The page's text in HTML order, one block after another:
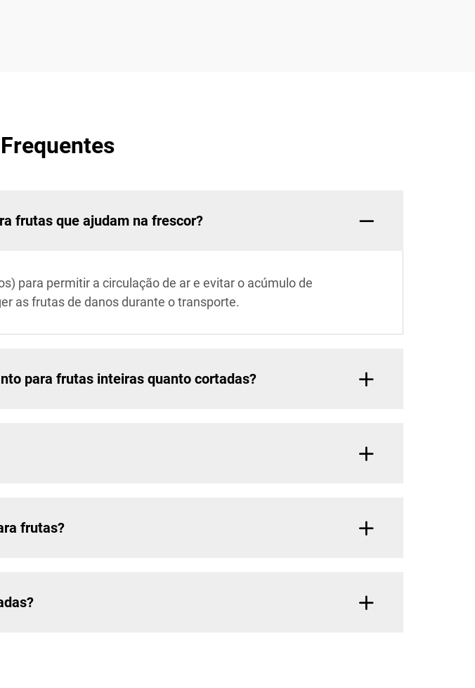
frutas que ajudam na frescor?
para permitir a circulação de ar e evitar o acúmulo de
as frutas de danos durante o transporte.
para frutas inteiras quanto cortadas?
frutas?